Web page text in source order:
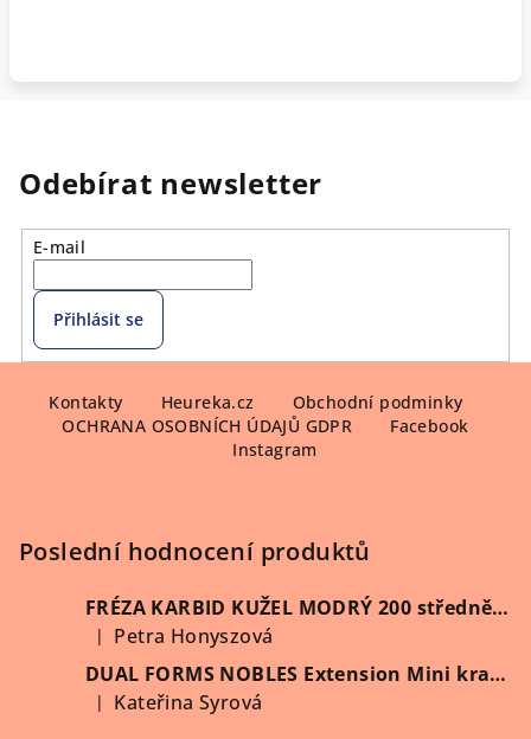
Odebírat newsletter
E-mail
Přihlásit se
Kontakty Heureka.cz
Obchodní podminky
OCHRANA OSOBNÍCH ÚDAJŮ GDPR
Facebook
Instagram
Poslední hodnocení produktů
FRÉZA KARBID KUŽEL MODRÝ 200 středně hrubý (Vybrat průměr)
Hodnocení produktu je 5 z 5 hvězdiček.
|
Petra Honyszová
DUAL FORMS NOBLES Extension Mini kratší 60 ks/krabička
Hodnocení produktu je 5 z 5 hvězdiček.
| Kateřina Syrová